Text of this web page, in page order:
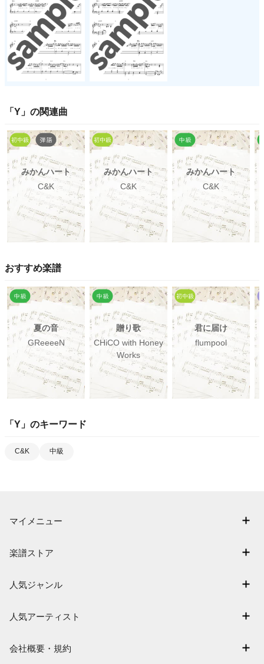
「 Y 」の関連曲
みかんハート
C&K
みかんハート
C&K
みかんハート
C&K
おすすめ楽譜
夏の音
GReeeeN
贈り歌
CHiCO with Honey
Works
君に届け
flumpool
「 Y 」のキーワード
C&K 中級
マイメニュー
退会はこちら
楽譜ストア
難易度別に探す
まもなく配信
人気ジャンル
保育
人気アーティスト
会社概要・規約